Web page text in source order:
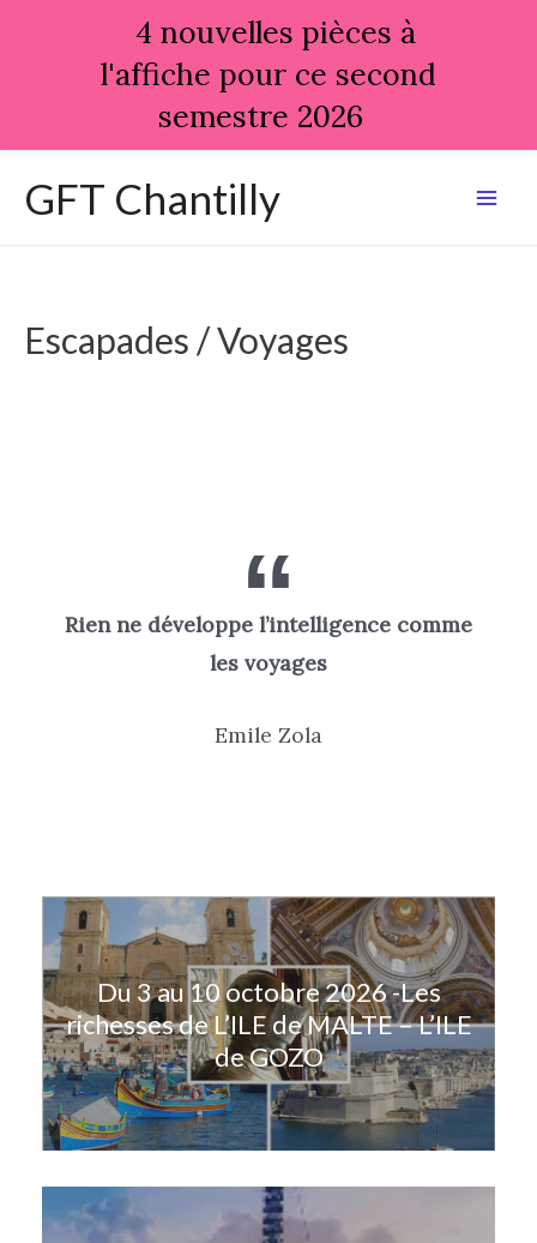
GFT Chantilly
Escapades / Voyages
Rien ne développe l’intelligence comme
les voyages
Emile Zola
Du 3 au 10 octobre 2026 -Les
richesses de L’ILE de MALTE – L’ILE
de GOZO
4 nouvelles pièces à
l'affiche pour ce second
semestre 2026